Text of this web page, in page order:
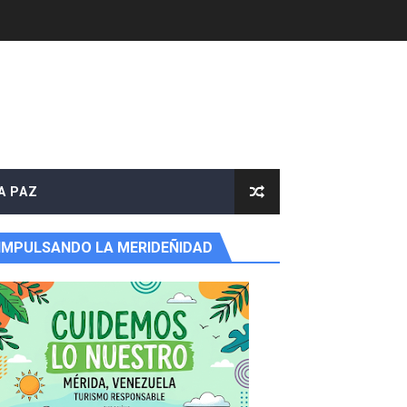
PAZ
IMPULSANDO LA MERIDEÑIDAD